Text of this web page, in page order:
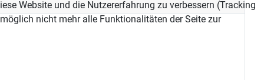
Website und die Nutzererfahrung zu verbessern (Tracking
nicht mehr alle Funktionalitäten der Seite zur